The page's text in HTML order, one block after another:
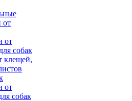
от
от
собак
клещей,
от
собак